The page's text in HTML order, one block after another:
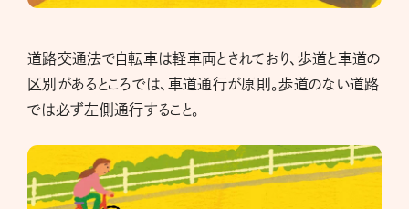
道路交通法で自転車は軽車両とされており、歩道と車道の
区別があるところでは、車道通行が原則。歩道のない道路
では必ず左側通行すること。